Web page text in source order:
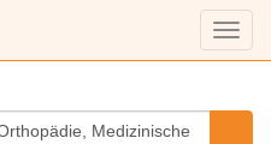
Menü